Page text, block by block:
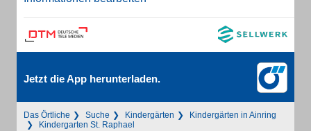
Jetzt die App herunterladen.
Das Örtliche Suche Kindergärten
Kindergärten in Ainring
Kindergarten St. Raphael